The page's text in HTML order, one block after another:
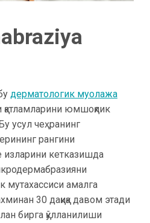
дерматологик муолажа
қатламларини юмшоқлик
усул чеҳранинг
рангини
изларини кетказишда
мутахассиси амалга
30 дақиқа давом этади
бирга қўлланилиши